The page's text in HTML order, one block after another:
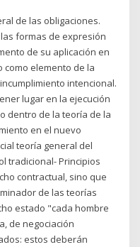
de las obligaciones.
formas de expresión
de su aplicación en
como elemento de la
intencional.
lugar en la ejecución
dentro de la teoría de la
en el nuevo
teoría general del
tradicional- Principios
contractual, sino que
de las teorías
estado "cada hombre
de negociación
estos deberán